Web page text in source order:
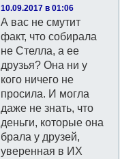
10.09.2017 в 01:06
А вас не смутит
факт, что собирала
не Стелла, а ее
друзья? Она ни у
кого ничего не
просила. И могла
даже не знать, что
деньги, которые она
брала у друзей,
уверенная в ИХ